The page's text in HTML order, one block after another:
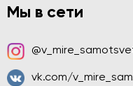
Мы в сети
vk.com/